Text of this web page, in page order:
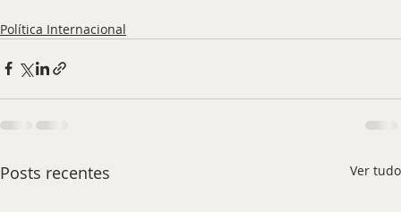
Política Internacional
Posts recentes Ver tudo